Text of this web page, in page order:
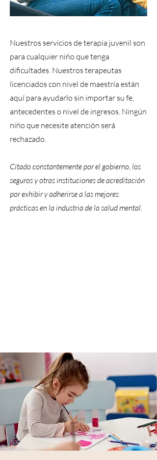
Nuestros servicios de terapia juvenil son
para cualquier niño que tenga
dificultades. Nuestros terapeutas
licenciados con nivel de maestría están
aquí para ayudarlo sin importar su fe,
antecedentes o nivel de ingresos. Ningún
niño que necesite atención será
rechazado.
Citado constantemente por el gobierno, los
seguros y otras instituciones de acreditación
por exhibir y adherirse a las mejores
prácticas en la industria de la salud mental.